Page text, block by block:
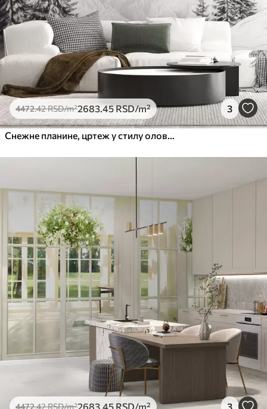
4472.42RSD/m²2683 .45RSD/m² 3
4472.42RSD/m²2683 .45 RSD/m² 3